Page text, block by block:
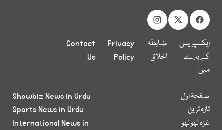
ایکسپریس
کے بارے
میں
ضابطہ
اخلاق
Privacy
Policy
Contact
Us
صفحۂ اول
تازہ ترین
غزہ لہو لہو
Showbiz News in Urdu
Sports News in Urdu
International News in